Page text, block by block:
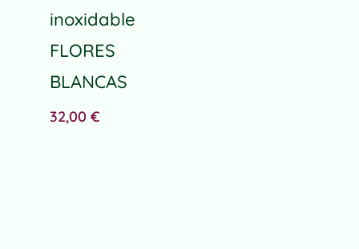
einoxidable
FLORES
BLANCAS
32,00 €